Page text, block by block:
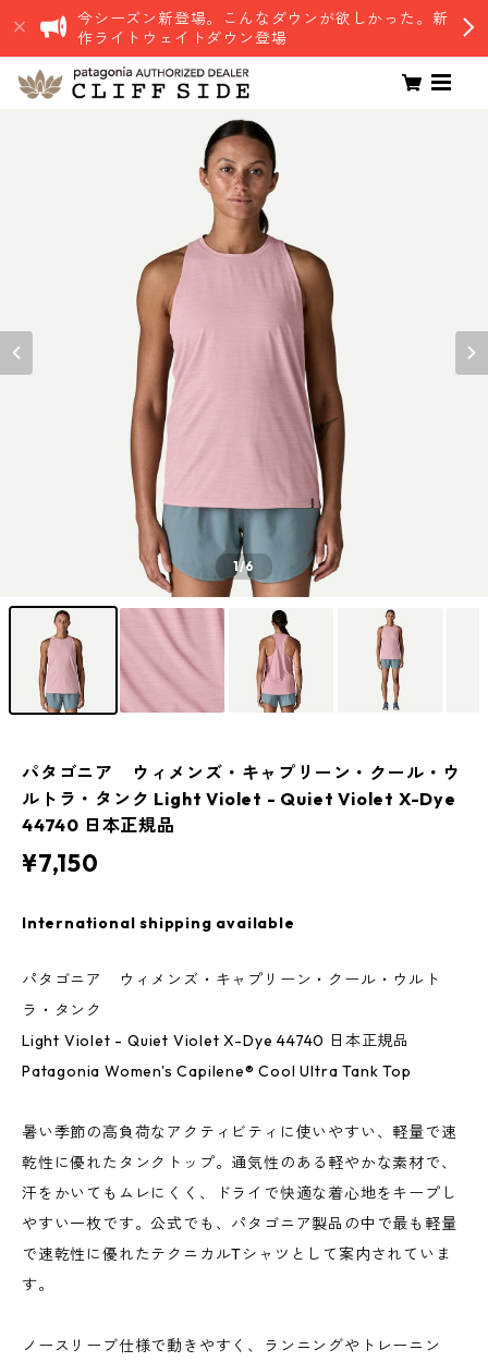
今シーズン新登場。こんなダウンが欲しかった。新
作ライトウェイトダウン登場
1/6
パタゴニア ウィメンズ・キャプリーン・クール・ウ
ルトラ・タンク Light Violet - Quiet Violet X-Dye
44740 日本正規品
¥7,150
International shipping available
パタゴニア ウィメンズ・キャプリーン・クール・ウルト
ラ・タンク
Light Violet - Quiet Violet X-Dye 44740 日本正規品
Patagonia Women's Capilene® Cool Ultra Tank Top
暑い季節の高負荷なアクティビティに使いやすい、軽量で速
乾性に優れたタンクトップ。通気性のある軽やかな素材で、
汗をかいてもムレにくく、ドライで快適な着心地をキープし
やすい一枚です。公式でも、パタゴニア製品の中で最も軽量
で速乾性に優れたテクニカルTシャツとして案内されていま
す。
ノースリーブ仕様で動きやすく、ランニングやトレーニン